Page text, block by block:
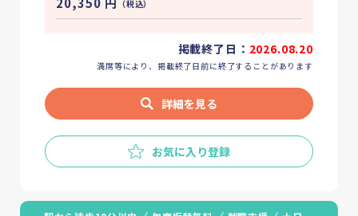
（税込）
掲載終了日： 2026.08.20
満席等により、掲載終了日前に終了することがあります
詳細を見る
お気に入り登録